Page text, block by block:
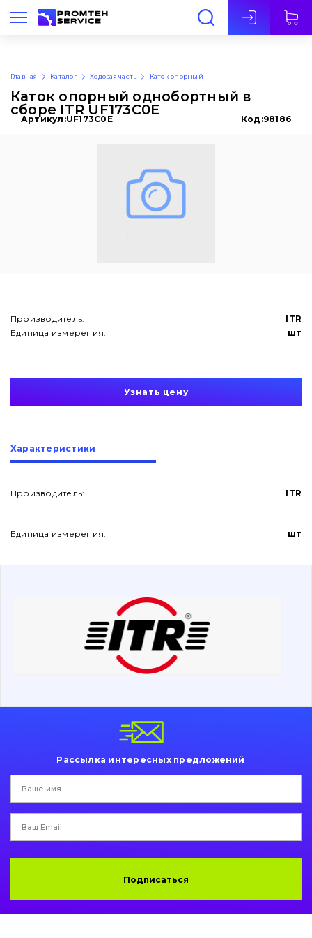
Рус
О нас
Контакты
Вакансии
Фильтры и смазочные материалы
Болты, гайки и элементы крепления
Коронки, зубья, адаптера, пальцы, фиксаторы
Ножи, режущие кромки
Подушки амортизационные
Пальци и втулки
написати
зателефонувати
Главная Каталог Ходовая часть Каток опорный
Каток опорный однобортный в
сборе ITR UF173C0E
Артикул:UF173C0E Код:98186
Производитель:
ITR
Единица измерения:
шт
Узнать цену
Характеристики
Производитель: ITR
Единица измерения: шт
Рассылка интересных предложений
Подписаться